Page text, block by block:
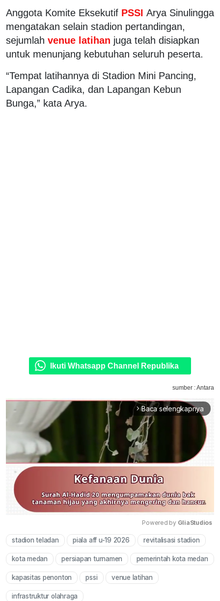
Anggota Komite Eksekutif PSSI Arya Sinulingga
mengatakan selain stadion pertandingan,
sejumlah venue latihan juga telah disiapkan
untuk menunjang kebutuhan seluruh peserta.
“Tempat latihannya di Stadion Mini Pancing,
Lapangan Cadika, dan Lapangan Kebun
Bunga,” kata Arya.
Ikuti Whatsapp Channel Republika
sumber : Antara
arrow_forward_ios Baca selengkapnya
Mute
Powered by GliaStudios
stadion teladan piala aff u-19 2026 revitalisasi stadion
kota medan persiapan turnamen pemerintah kota medan
kapasitas penonton pssi venue latihan
infrastruktur olahraga